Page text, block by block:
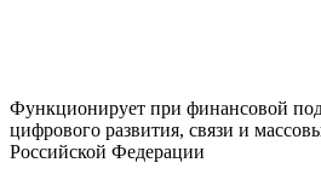
Функционирует при финансовой
цифрового развития, связи и
Российской Федерации